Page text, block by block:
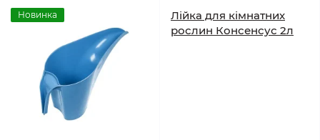
Новинка
Лійка для кімнатних
рослин Консенсус 2л